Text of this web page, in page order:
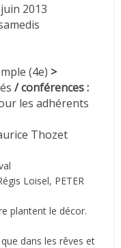
2013
(4e) >
/ conférences :
les adhérents
Thozet
Loisel, PETER
plantent le décor.
dans les rêves et